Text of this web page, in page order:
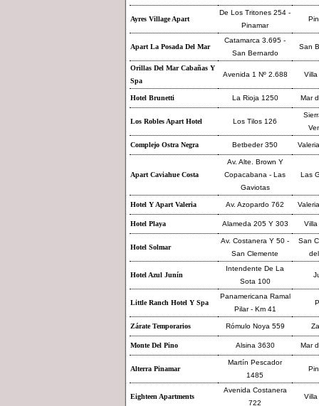
Ayres Village Apart
De Los Tritones 254 -
Pinamar
Apart La Posada Del Mar
Catamarca 3.695 -
San Bernardo
San
Orillas Del Mar Cabañas Y
Spa
Avenida 1 Nº 2.688 Villa
Hotel Brunetti La Rioja 1250 Mar
Los Robles Apart Hotel Los Tilos 126
Complejo Ostra Negra Betbeder 350
Apart Caviahue Costa
Av. Alte. Brown Y
Copacabana - Las
Gaviotas
Las
Hotel Y Apart Valeria Av. Azopardo 762
Hotel Playa Alameda 205 Y 303 Villa
Hotel Solmar
Av. Costanera Y 50 -
San Clemente
San
Hotel Azul Junín
Intendente De La
Sota 100
Little Ranch Hotel Y Spa
Panamericana Ramal
Pilar - Km 41
Zárate Temporarios Rómulo Noya 559
Monte Del Pino Alsina 3630 Mar
Alterra Pinamar
Martín Pescador
1485
Eighteen Apartments
Avenida Costanera
722
Villa